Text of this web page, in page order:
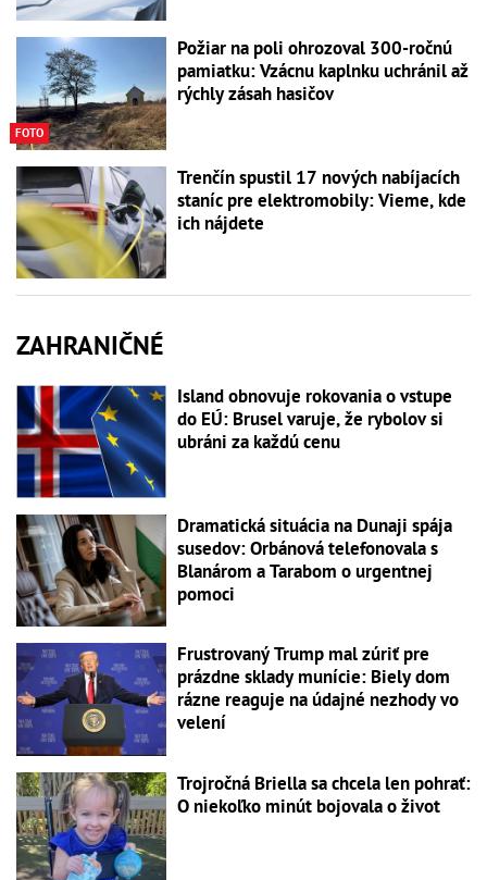
FOTO
Požiar na poli ohrozoval 300-ročnú
pamiatku: Vzácnu kaplnku uchránil až
rýchly zásah hasičov
Trenčín spustil 17 nových nabíjacích
staníc pre elektromobily: Vieme, kde
ich nájdete
ZAHRANIČNÉ
Island obnovuje rokovania o vstupe
do EÚ: Brusel varuje, že rybolov si
ubráni za každú cenu
Dramatická situácia na Dunaji spája
susedov: Orbánová telefonovala s
Blanárom a Tarabom o urgentnej
pomoci
Frustrovaný Trump mal zúriť pre
prázdne sklady munície: Biely dom
rázne reaguje na údajné nezhody vo
velení
Trojročná Briella sa chcela len pohrať:
O niekoľko minút bojovala o život